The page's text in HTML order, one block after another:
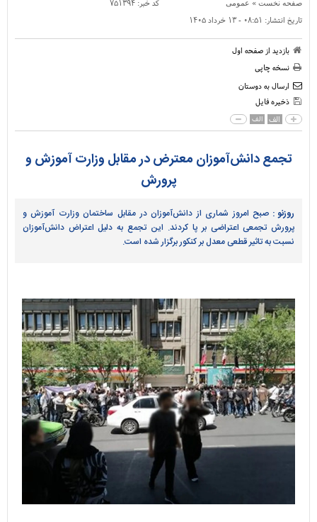
صفحه نخست » عمومی کد خبر: ۷۵۱۳۹۴
تاریخ انتشار: ۰۸:۵۱ - ۱۳ خرداد ۱۴۰۵
بازدید از صفحه اول
نسخه چاپی
ارسال به دوستان
ذخیره فایل
الف الف
تجمع دانش‌آموزان معترض در مقابل وزارت آموزش و
پرورش
روزنو : صبح امروز شماری از دانش‌آموزان در مقابل ساختمان وزارت آموزش و
پرورش تجمعی اعتراضی بر پا کردند. این تجمع به دلیل اعتراض دانش‌آموزان
نسبت به تاثیر قطعی معدل بر کنکور برگزار شده است.